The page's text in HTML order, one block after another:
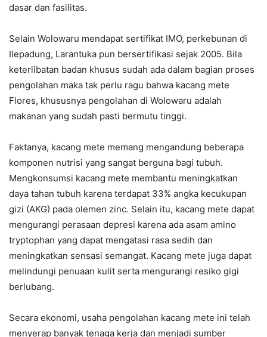
dasar dan fasilitas.
Selain Wolowaru mendapat sertifikat IMO, perkebunan di
Ilepadung, Larantuka pun bersertifikasi sejak 2005. Bila
keterlibatan badan khusus sudah ada dalam bagian proses
pengolahan maka tak perlu ragu bahwa kacang mete
Flores, khususnya pengolahan di Wolowaru adalah
makanan yang sudah pasti bermutu tinggi.
Faktanya, kacang mete memang mengandung beberapa
komponen nutrisi yang sangat berguna bagi tubuh.
Mengkonsumsi kacang mete membantu meningkatkan
daya tahan tubuh karena terdapat 33% angka kecukupan
gizi (AKG) pada olemen zinc. Selain itu, kacang mete dapat
mengurangi perasaan depresi karena ada asam amino
tryptophan yang dapat mengatasi rasa sedih dan
meningkatkan sensasi semangat. Kacang mete juga dapat
melindungi penuaan kulit serta mengurangi resiko gigi
berlubang.
Secara ekonomi, usaha pengolahan kacang mete ini telah
menyerap banyak tenaga kerja dan menjadi sumber